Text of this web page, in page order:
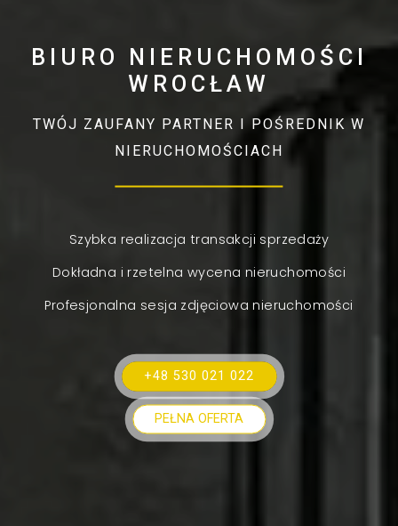
BIURO NIERUCHOMOŚCI
WROCŁAW
TWÓJ ZAUFANY PARTNER I POŚREDNIK W
NIERUCHOMOŚCIACH
Szybka realizacja transakcji sprzedaży
Dokładna i rzetelna wycena nieruchomości
Profesjonalna sesja zdjęciowa nieruchomości
+48 530 021 022
PEŁNA OFERTA